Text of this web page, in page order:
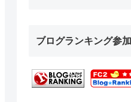
ブログランキング参加